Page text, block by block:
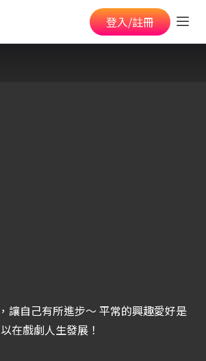
登入/註冊
讓自己有所進步～ 平常的興趣愛好是
在戲劇人生發展！